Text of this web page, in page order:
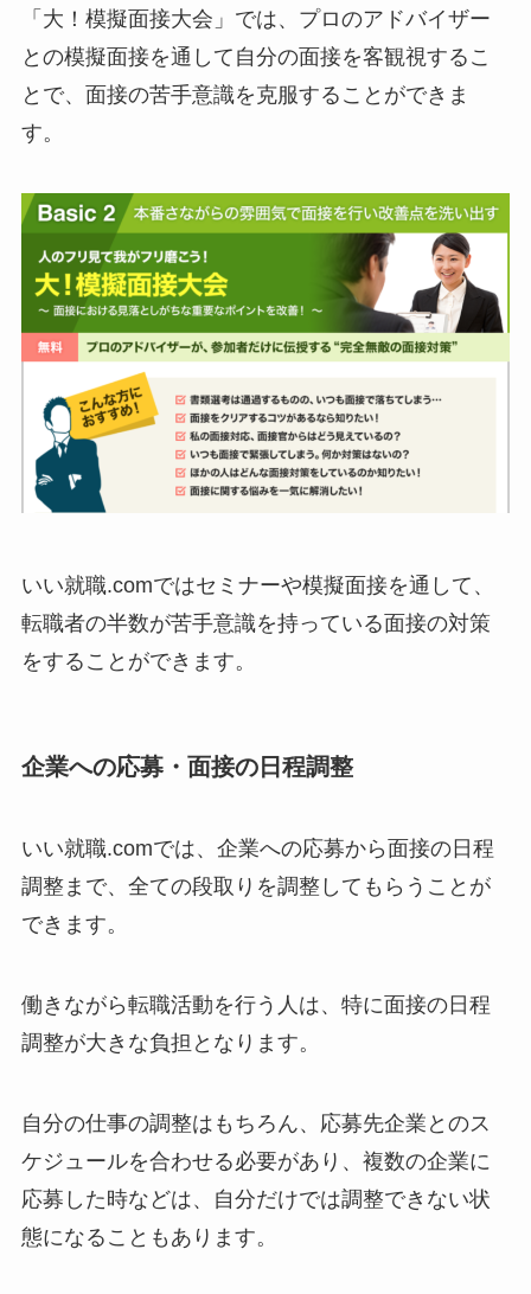
「大！模擬面接大会」では、プロのアドバイザー
との模擬面接を通して自分の面接を客観視するこ
とで、面接の苦手意識を克服することができま
す。
いい就職.comではセミナーや模擬面接を通して、
転職者の半数が苦手意識を持っている面接の対策
をすることができます。
企業への応募・面接の日程調整
いい就職.comでは、企業への応募から面接の日程
調整まで、 全ての段取りを調整してもらうことが
できます。
働きながら転職活動を行う人は、特に面接の日程
調整が大きな負担となります。
自分の仕事の調整はもちろん、応募先企業とのス
ケジュールを合わせる必要があり、複数の企業に
応募した時などは、自分だけでは調整できない状
態になることもあります。